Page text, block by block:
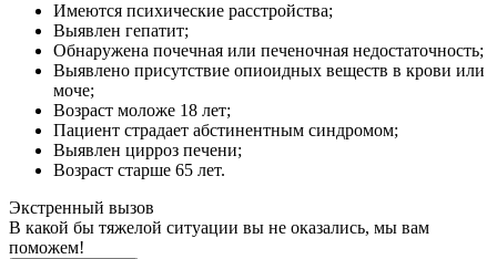
Имеются психические расстройства;
Выявлен гепатит;
Обнаружена почечная или печеночная недостаточность;
Выявлено присутствие опиоидных веществ в крови или
моче;
Возраст моложе 18 лет;
Пациент страдает абстинентным синдромом;
Выявлен цирроз печени;
Возраст старше 65 лет.
Экстренный вызов
В какой бы тяжелой ситуации вы не оказались, мы вам
поможем!